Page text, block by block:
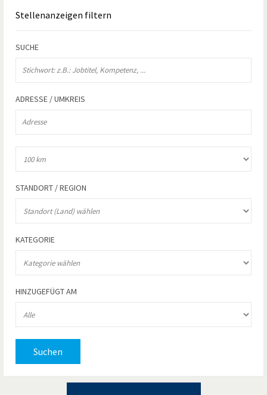
Stellenanzeigen filtern
SUCHE
ADRESSE / UMKREIS
STANDORT / REGION
KATEGORIE
HINZUGEFÜGT AM
Suchen